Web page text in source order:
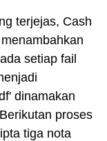
terjejas, Cash
setiap fail
dinamakan
proses
tiga nota